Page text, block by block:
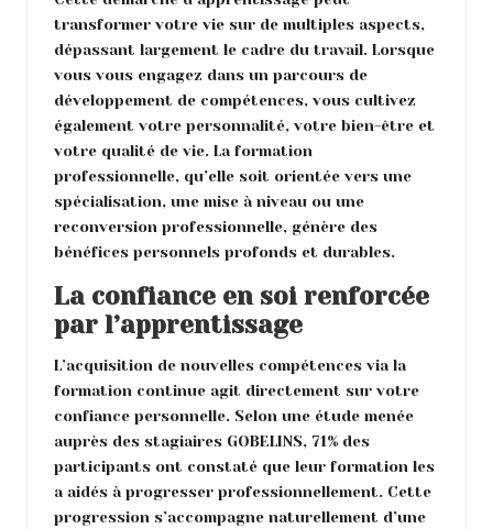
transformer votre vie sur de multiples aspects,
dépassant largement le cadre du travail. Lorsque
vous vous engagez dans un parcours de
développement de compétences, vous cultivez
également votre personnalité, votre bien-être et
votre qualité de vie. La formation
professionnelle, qu’elle soit orientée vers une
spécialisation, une mise à niveau ou une
reconversion professionnelle, génère des
bénéfices personnels profonds et durables.
La confiance en soi renforcée
par l’apprentissage
L’acquisition de nouvelles compétences via la
formation continue agit directement sur votre
confiance personnelle. Selon une étude menée
auprès des stagiaires GOBELINS, 71% des
participants ont constaté que leur formation les
a aidés à progresser professionnellement. Cette
progression s’accompagne naturellement d’une